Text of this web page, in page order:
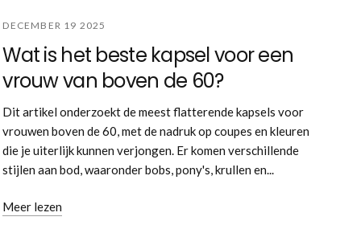
DECEMBER 19 2025
Wat is het beste kapsel voor een
vrouw van boven de 60?
Dit artikel onderzoekt de meest flatterende kapsels voor
vrouwen boven de 60, met de nadruk op coupes en kleuren
die je uiterlijk kunnen verjongen. Er komen verschillende
stijlen aan bod, waaronder bobs, pony's, krullen en...
Meer lezen